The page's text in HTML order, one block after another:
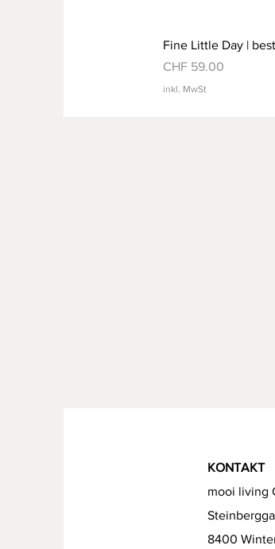
Fine Little Day |
Preis
CHF 59.00
inkl. MwSt
KONTAKT
mooi living
8400